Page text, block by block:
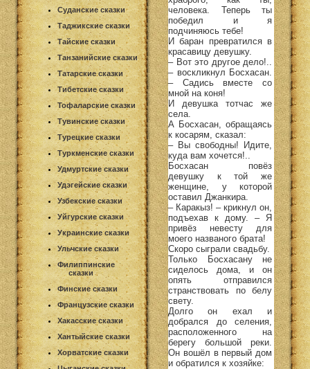
Суданские сказки
Таджикские сказки
Тайские сказки
Танзанийские сказки
Татарские сказки
Тибетские сказки
Тофаларские сказки
Тувинские сказки
Турецкие сказки
Туркменские сказки
Удмуртские сказки
Удэгейские сказки
Узбекские сказки
Уйгурские сказки
Украинские сказки
Ульчские сказки
Филиппинские
сказки
Финские сказки
Французские сказки
Хакасские сказки
Хантыйские сказки
Хорватские сказки
человека. Теперь ты
победил и я
подчиняюсь тебе!
И баран превратился в
красавицу девушку.
– Вот это другое дело!..
– воскликнул Босхасан.
– Садись вместе со
мной на коня!
И девушка тотчас же
села.
А Босхасан, обращаясь
к косарям, сказал:
– Вы свободны! Идите,
куда вам хочется!..
Босхасан повёз
девушку к той же
женщине, у которой
оставил Джанкира.
– Каракыз! – крикнул он,
подъехав к дому. – Я
привёз невесту для
моего названого брата!
Скоро сыграли свадьбу.
Только Босхасану не
сиделось дома, и он
опять отправился
странствовать по белу
свету.
Долго он ехал и
добрался до селения,
расположенного на
берегу большой реки.
Он вошёл в первый дом
и обратился к хозяйке: